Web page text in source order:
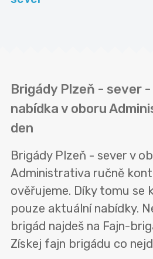
Brigády Plzeň - sever
nabídka v oboru
den
Brigády Plzeň - sever v
Administrativa ručně
ověřujeme. Díky tomu se
pouze aktuální nabídky.
brigád najdeš na Fajn-
Získej fajn brigádu co